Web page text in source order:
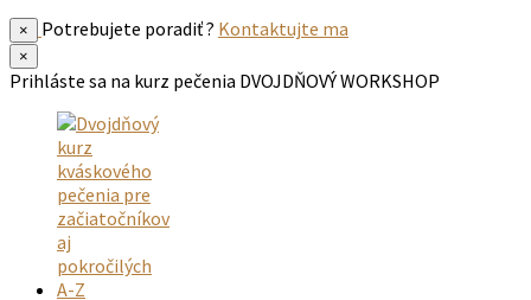
× Potrebujete poradiť ? Kontaktujte ma
×
Prihláste sa na kurz pečenia DVOJDŇOVÝ WORKSHOP